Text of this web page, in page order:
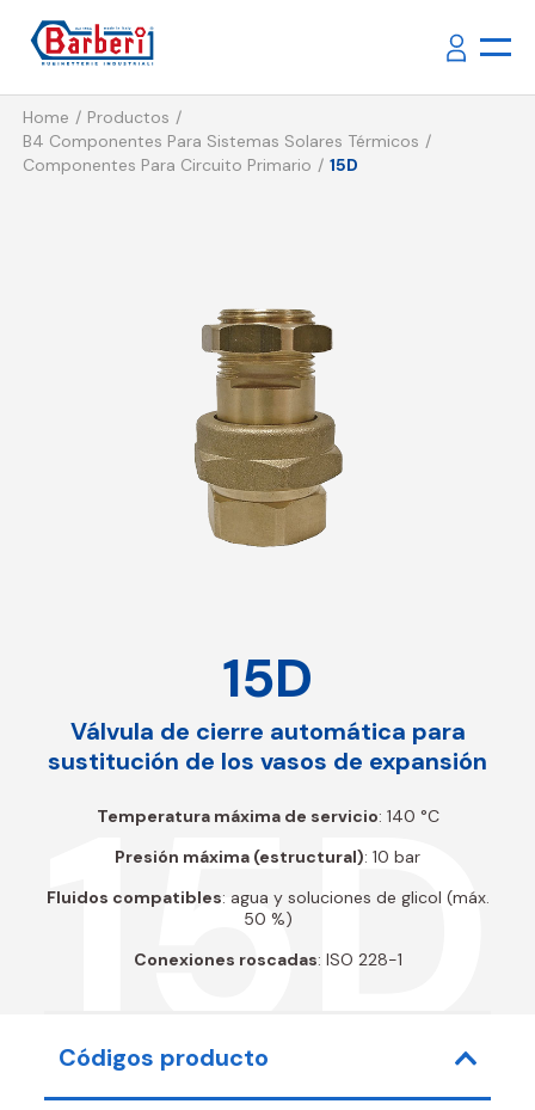
Home
Productos
B4 Componentes Para Sistemas Solares Térmicos
Componentes Para Circuito Primario
15D
15D
15D
Válvula de cierre automática para
sustitución de los vasos de expansión
Temperatura máxima de servicio: 140 °C
Presión máxima (estructural): 10 bar
Fluidos compatibles: agua y soluciones de glicol (máx.
50 %)
Conexiones roscadas: ISO 228-1
Códigos producto